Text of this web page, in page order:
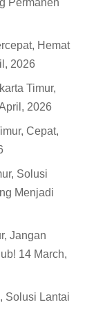
Permanen
Hemat
2026
Timur,
2026
Cepat,
Solusi
Menjadi
Jangan
14 March,
Solusi Lantai